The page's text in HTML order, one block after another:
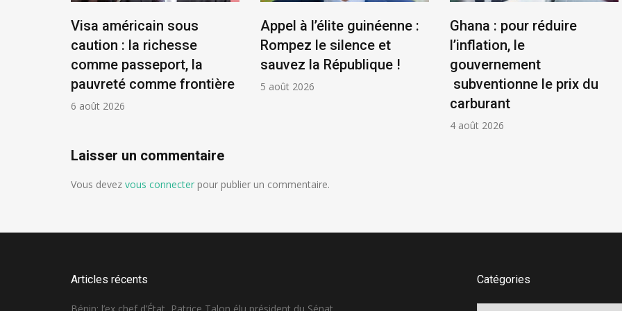
Visa américain sous
caution : la richesse
comme passeport, la
pauvreté comme frontière
6 août 2026
Appel à l’élite guinéenne :
Rompez le silence et
sauvez la République !
5 août 2026
Ghana : pour réduire
l’inflation, le
gouvernement
subventionne le prix du
carburant
4 août 2026
Laisser un commentaire
Vous devez vous connecter pour publier un commentaire.
Articles récents Catégories